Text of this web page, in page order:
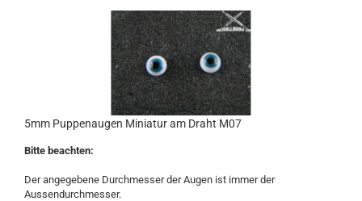
5mm Puppenaugen Miniatur am Draht M07
Bitte beachten:
Der angegebene Durchmesser der Augen ist immer der
Aussendurchmesser.